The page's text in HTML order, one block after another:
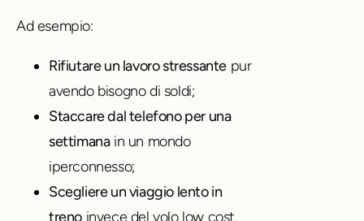
Ad esempio:
Rifiutare un lavoro stressante pur
avendo bisogno di soldi;
Staccare dal telefono per una
settimanain un mondo
iperconnesso;
Scegliere un viaggio lento in
treno invece del volo low cost.